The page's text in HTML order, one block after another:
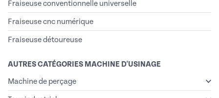
Fraiseuse conventionnelle universelle
Fraiseuse cnc numérique
Fraiseuse détoureuse
AUTRES CATÉGORIES MACHINE D'USINAGE
Machine de perçage